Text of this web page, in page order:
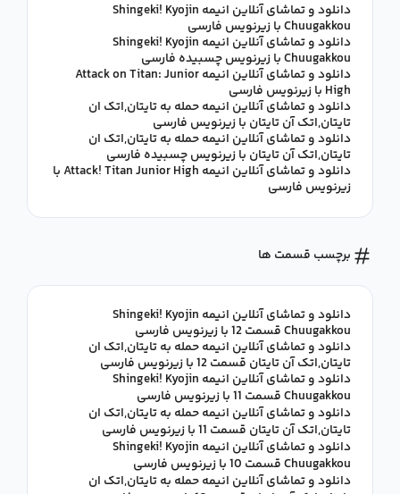
دانلود و تماشای آنلاین انیمه Shingeki! Kyojin
Chuugakkou با زیرنویس فارسی
دانلود و تماشای آنلاین انیمه Shingeki! Kyojin
Chuugakkou با زیرنویس چسبیده فارسی
دانلود و تماشای آنلاین انیمه Attack on Titan: Junior
High با زیرنویس فارسی
دانلود و تماشای آنلاین انیمه حمله به تایتان,اتک ان
تایتان,اتک آن تایتان با زیرنویس فارسی
دانلود و تماشای آنلاین انیمه حمله به تایتان,اتک ان
تایتان,اتک آن تایتان با زیرنویس چسبیده فارسی
دانلود و تماشای آنلاین انیمه Attack! Titan Junior High با
زیرنویس فارسی
برچسب قسمت ها
دانلود و تماشای آنلاین انیمه Shingeki! Kyojin
Chuugakkou قسمت 12 با زیرنویس فارسی
دانلود و تماشای آنلاین انیمه حمله به تایتان,اتک ان
تایتان,اتک آن تایتان قسمت 12 با زیرنویس فارسی
دانلود و تماشای آنلاین انیمه Shingeki! Kyojin
Chuugakkou قسمت 11 با زیرنویس فارسی
دانلود و تماشای آنلاین انیمه حمله به تایتان,اتک ان
تایتان,اتک آن تایتان قسمت 11 با زیرنویس فارسی
دانلود و تماشای آنلاین انیمه Shingeki! Kyojin
Chuugakkou قسمت 10 با زیرنویس فارسی
دانلود و تماشای آنلاین انیمه حمله به تایتان,اتک ان